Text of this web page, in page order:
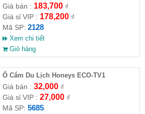
HĐ )
Giá bán : 183,700₫
Giá sỉ VIP : 178,200₫
Mã SP: 2128
Xem chi tiết
Giỏ hàng
Ổ Cắm Du Lịch Honeys ECO-TV1
Giá bán : 32,000₫
Giá sỉ VIP : 27,000₫
Mã SP: 5685